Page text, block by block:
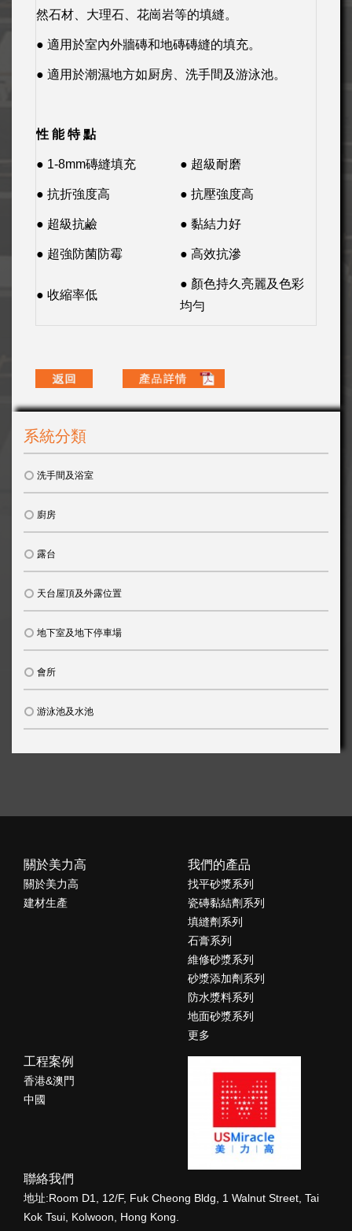
然石材、大理石、花崗岩等的填縫。
● 適用於室內外牆磚和地磚磚縫的填充。
● 適用於潮濕地方如厨房、洗手間及游泳池。
性 能 特 點
● 1-8mm磚縫填充 ● 超級耐磨
● 抗折強度高 ● 抗壓強度高
● 超級抗鹼 ● 黏結力好
● 超強防菌防霉 ● 高效抗滲
● 收縮率低
● 顏色持久亮麗及色彩
均勻
系統分類
洗手間及浴室
廚房
露台
天台屋頂及外露位置
地下室及地下停車場
會所
游泳池及水池
關於美力高
關於美力高
建材生產
我們的產品
找平砂漿系列
瓷磚黏結劑系列
填縫劑系列
石膏系列
維修砂漿系列
砂漿添加劑系列
防水漿料系列
地面砂漿系列
更多
工程案例
香港&澳門
中國
聯絡我們
地址:Room D1, 12/F, Fuk Cheong Bldg, 1 Walnut Street, Tai
Kok Tsui, Kolwoon, Hong Kong.